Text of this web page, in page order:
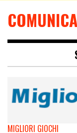
MIGLIORI GIOCHI